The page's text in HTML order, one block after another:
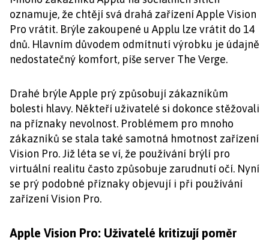
oznamuje, že chtějí svá drahá zařízení Apple Vision
Pro vrátit. Brýle zakoupené u Applu lze vrátit do 14
dnů. Hlavním důvodem odmítnutí výrobku je údajně
nedostatečný komfort, píše server The Verge.
Drahé brýle Apple prý způsobují zákazníkům
bolesti hlavy. Někteří uživatelé si dokonce stěžovali
na příznaky nevolnost. Problémem pro mnoho
zákazníků se stala také samotná hmotnost zařízení
Vision Pro. Již léta se ví, že používání brýlí pro
virtuální realitu často způsobuje zarudnutí očí. Nyní
se prý podobné příznaky objevují i při používání
zařízení Vision Pro.
Apple Vision Pro: Uživatelé kritizují poměr